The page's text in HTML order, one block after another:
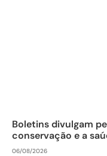
Boletins divulgam
conservação e a
06/08/2026